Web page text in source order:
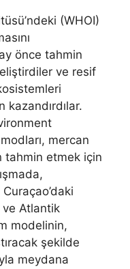
(WHOI)
önce tahmin
ve resif
kazandırdılar.
mercan
tahmin etmek için
ve Atlantik
modelinin,
şekilde
meydana